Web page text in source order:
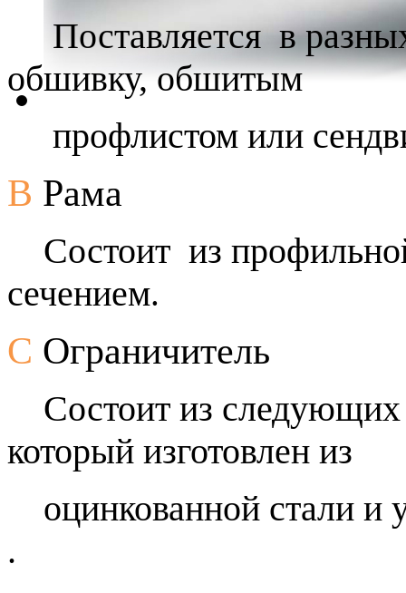
Поставляется в
обшивку, обшитым
профлистом или
В Рама
Состоит из
сечением.
С Ограничитель
Состоит из следующих
который изготовлен из
оцинкованной стали и
.